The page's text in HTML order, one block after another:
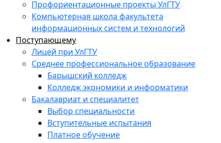
Профориентационные проекты УлГТУ
Компьютерная школа факультета
информационных систем и технологий
Поступающему
Лицей при УлГТУ
Среднее профессиональное образование
Барышский колледж
Колледж экономики и информатики
Бакалавриат и специалитет
Выбор специальности
Вступительные испытания
Платное обучение